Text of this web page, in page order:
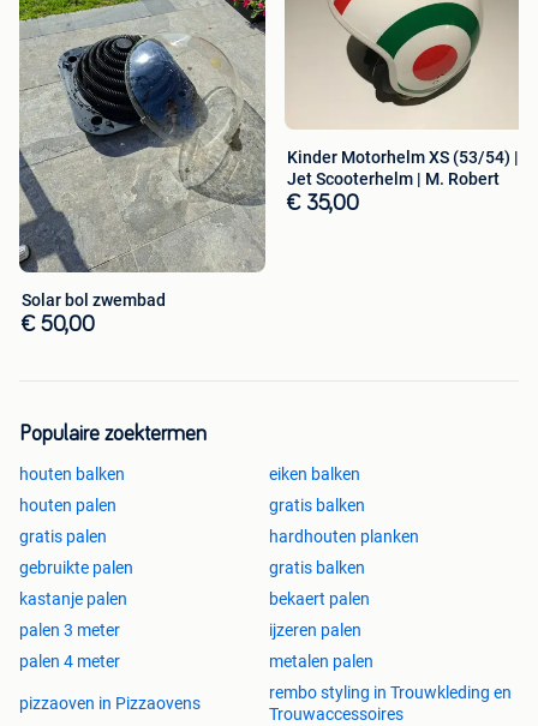
Solar bol zwembad
€ 50,00
Kinder Motorhelm XS (53/54) |
Jet Scooterhelm | M. Robert
€ 35,00
Populaire zoektermen
houten balken
eiken balken
houten palen
gratis balken
gratis palen
hardhouten planken
gebruikte palen
gratis balken
kastanje palen
bekaert palen
palen 3 meter
ijzeren palen
palen 4 meter
metalen palen
pizzaoven in Pizzaovens
rembo styling in Trouwkleding en
Trouwaccessoires